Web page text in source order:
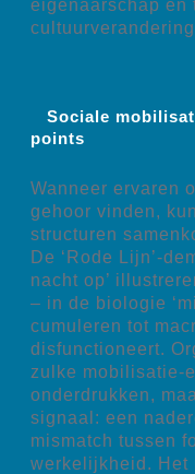
cultuurverandering.
Sociale
points
Wanneer ervaren
gehoor vinden,
structuren
De ‘Rode Lijn’-
nacht op’
– in de biologie
cumuleren tot
disfunctioneert.
zulke mobilisatie-
onderdrukken,
signaal: een
mismatch tussen
werkelijkheid. Het